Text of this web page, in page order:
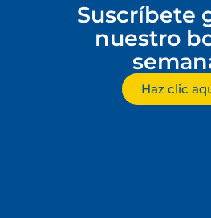
Suscríbete
nuestro
Haz clic